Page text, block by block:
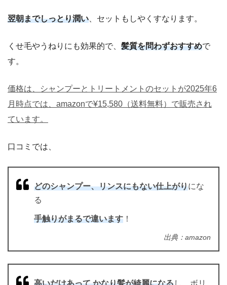
翌朝までしっとり潤い 、セットもしやくすなります。
くせ毛やうねりにも効果的で、 髪質を問わずおすすめで
す。
価格は、シャンプーとトリートメントのセットが2025年6
月時点では、amazonで¥15,580（送料無料）で販売され
ています。
口コミでは、
どのシャンプー、リンスにもない仕上がりにな
る
手触りがまるで違います ！
出典：amazon
高いだけあって かなり髪が綺麗になるし、ボリ